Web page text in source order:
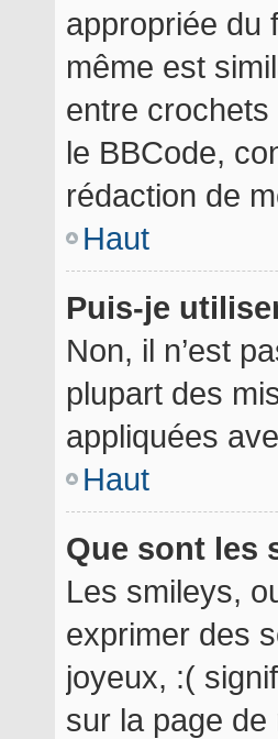
appropriée du
même est
entre crochets
le BBCode,
rédaction de
Haut
Puis-je
Non, il n’est
plupart des
appliquées
Haut
Que sont les
Les smileys,
exprimer des
joyeux, :(
sur la page